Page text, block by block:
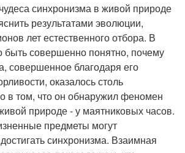
синхронизма в живой природе
результатами эволюции,
лет естественного отбора. В
быть совершенно понятно, почему
совершенное благодаря его
оказалось столь
в том, что он обнаружил феномен
природе - у маятниковых часов.
предметы могут
синхронизма. Взаимная